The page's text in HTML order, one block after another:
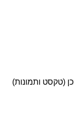
(טקסט ותמונות)